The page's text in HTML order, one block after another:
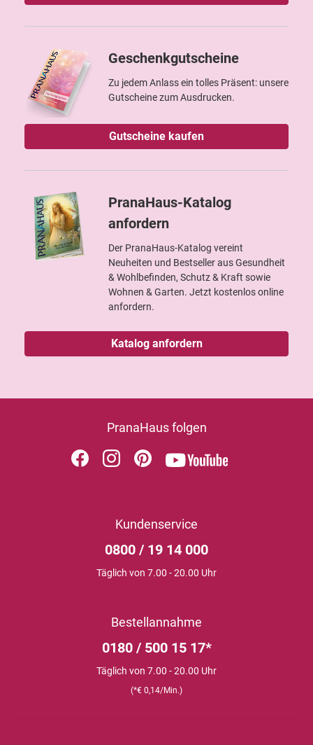
Geschenkgutscheine
Zu jedem Anlass ein tolles Präsent: unsere
Gutscheine zum Ausdrucken.
Gutscheine kaufen
PranaHaus-Katalog
anfordern
Der PranaHaus-Katalog vereint
Neuheiten und Bestseller aus Gesundheit
& Wohlbefinden, Schutz & Kraft sowie
Wohnen & Garten. Jetzt kostenlos online
anfordern.
Katalog anfordern
PranaHaus folgen
Kundenservice
0800 / 19 14 000
Täglich von 7.00 - 20.00 Uhr
Bestellannahme
0180 / 500 15 17*
Täglich von 7.00 - 20.00 Uhr
(*€ 0,14/Min.)